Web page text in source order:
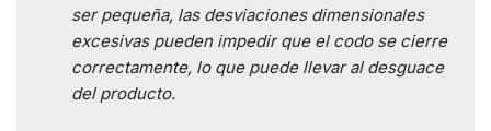
ser pequeña, las desviaciones dimensionales
excesivas pueden impedir que el codo se cierre
correctamente, lo que puede llevar al desguace
del producto.